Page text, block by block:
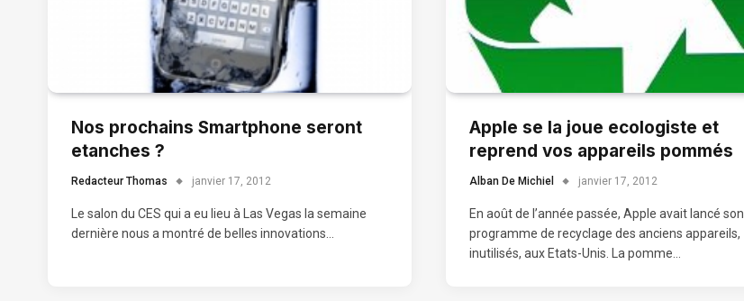
Nos prochains Smartphone seront
etanches ?
Redacteur Thomas janvier 17, 2012
Le salon du CES qui a eu lieu à Las Vegas la semaine
dernière nous a montré de belles innovations…
Apple se la joue ecologiste et
reprend vos appareils pommés
Alban De Michiel janvier 17, 2012
En août de l’année passée, Apple avait lancé son
programme de recyclage des anciens appareils,
inutilisés, aux Etats-Unis. La pomme…